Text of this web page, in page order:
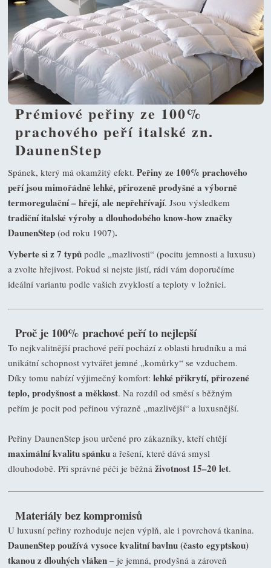
Prémiové peřiny ze 100%
prachového peří italské zn.
DaunenStep
Spánek, který má okamžitý efekt. Peřiny ze 100% prachového
peří jsou mimořádně lehké, přirozeně prodyšné a výborně
termoregulační – hřejí, ale nepřehřívají. Jsou výsledkem
tradiční italské výroby a dlouhodobého know-how značky
DaunenStep (od roku 1907).
Vyberte si z 7 typůpodle „mazlivosti“ (pocitu jemnosti a luxusu)
a zvolte hřejivost. Pokud si nejste jistí, rádi vám doporučíme
ideální variantu podle vašich zvyklostí a teploty v ložnici.
Proč je 100% prachové peří to nejlepší
To nejkvalitnější prachové peří pochází z oblasti hrudníku a má
unikátní schopnost vytvářet jemné „komůrky“ se vzduchem.
Díky tomu nabízí výjimečný komfort: lehké přikrytí, přirozené
teplo, prodyšnost a měkkost. Na rozdíl od směsí s běžným
peřím je pocit pod peřinou výrazně „mazlivější“ a luxusnější.
Peřiny DaunenStep jsou určené pro zákazníky, kteří chtějí
maximální kvalitu spánkua řešení, které dává smysl
dlouhodobě. Při správné péči je běžná životnost 15–20 let.
Materiály bez kompromisů
U luxusní peřiny rozhoduje nejen výplň, ale i povrchová tkanina.
DaunenStep používá vysoce kvalitní bavlnu (často egyptskou)
tkanou z dlouhých vláken – je jemná, prodyšná a zároveň